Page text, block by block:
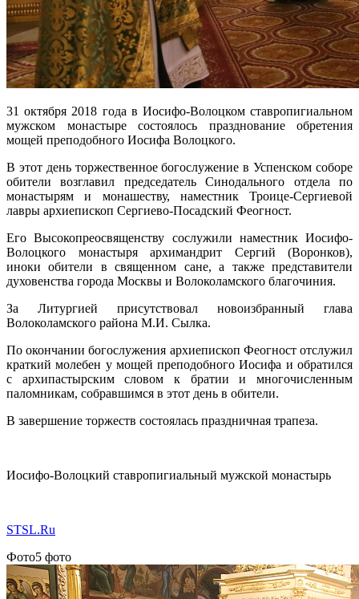
31 октября 2018 года в Иосифо-Волоцком ставропигиальном
мужском монастыре состоялось празднование обретения
мощей преподобного Иосифа Волоцкого.
В этот день торжественное богослужение в Успенском соборе
обители возглавил председатель Синодального отдела по
монастырям и монашеству, наместник Троице-Сергиевой
лавры архиепископ Сергиево-Посадский Феогност.
Его Высокопреосвященству сослужили наместник Иосифо-
Волоцкого монастыря архимандрит Сергий (Воронков),
иноки обители в священном сане, а также представители
духовенства города Москвы и Волоколамского благочиния.
За Литургией присутствовал новоизбранный глава
Волоколамского района М.И. Сылка.
По окончании богослужения архиепископ Феогност отслужил
краткий молебен у мощей преподобного Иосифа и обратился
с архипастырским словом к братии и многочисленным
паломникам, собравшимся в этот день в обители.
В завершение торжеств состоялась праздничная трапеза.
Иосифо-Волоцкий ставропигиальный мужской монастырь
STSL.Ru
Фото5 фото